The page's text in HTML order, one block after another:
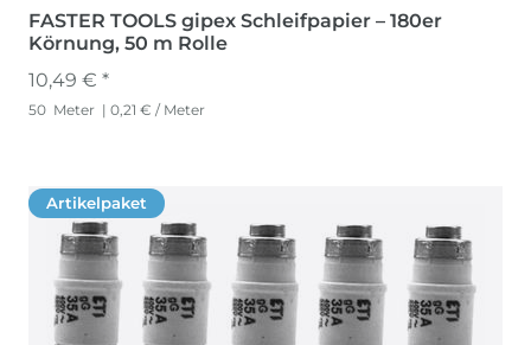
FASTER TOOLS gipex Schleifpapier – 180er
Körnung, 50 m Rolle
10,49 € *
50 Meter | 0,21 € / Meter
Artikelpaket